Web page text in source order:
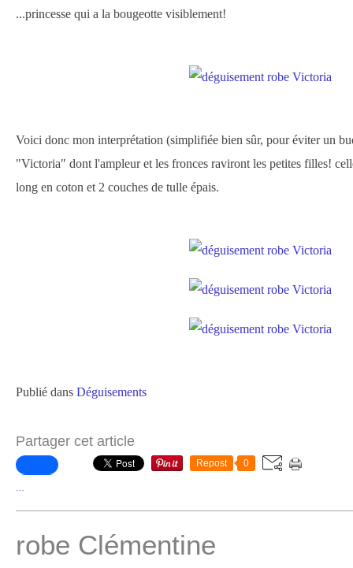
...princesse qui a la bougeotte visiblement!
Voici donc mon interprétation (simplifiée bien sûr, pour éviter un
"Victoria" dont l'ampleur et les fronces raviront les petites filles!
long en coton et 2 couches de tulle épais.
Publié dans Déguisements
Partager cet article
Repost 0
robe Clémentine